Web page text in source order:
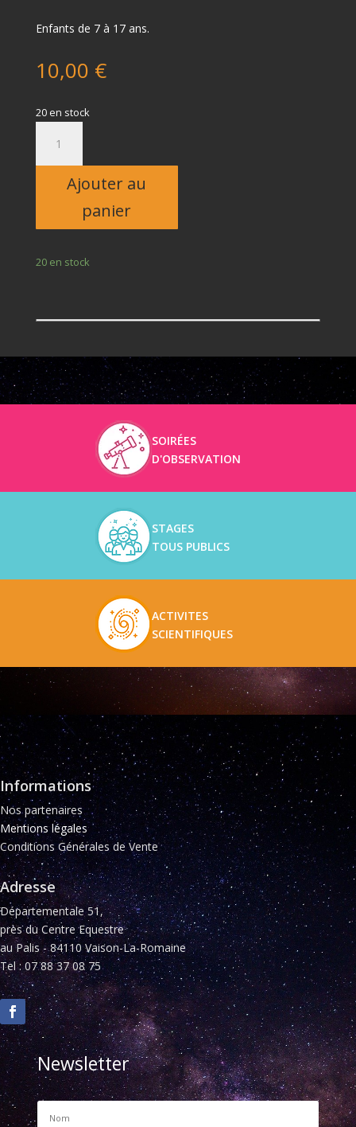
Enfants de 7 à 17 ans.
10,00 €
20 en stock
Enfant
Ajouter au
panier
20 en stock
SOIRÉES
D'OBSERVATION
STAGES
TOUS PUBLICS
ACTIVITES
SCIENTIFIQUES
Informations
Nos partenaires
Mentions légales
Conditions Générales de Vente
Adresse
Départementale 51,
près du Centre Equestre
au Palis - 84110 Vaison-La-Romaine
Tel : 07 88 37 08 75
Newsletter